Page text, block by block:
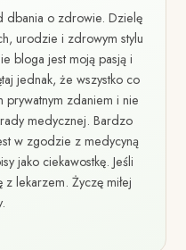
dbania o zdrowie. Dzielę
urodzie i zdrowym stylu
bloga jest moją pasją i
jednak, że wszystko co
prywatnym zdaniem i nie
medycznej. Bardzo
w zgodzie z medycyną
jako ciekawostkę. Jeśli
lekarzem. Życzę miłej